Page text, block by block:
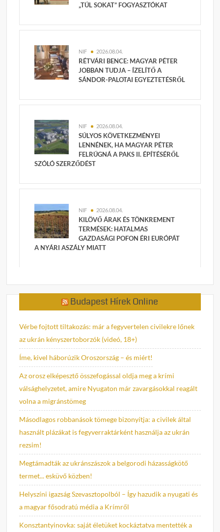
„TÚL SOKAT” FOGYASZTÓKAT
NIF 2026.08.04.
RÉTVÁRI BENCE: MAGYAR PÉTER
JOBBAN TUDJA – ÍZELÍTŐ A
SÁNDOR-PALOTAI EGYEZTETÉSRŐL
NIF 2026.08.04.
SÚLYOS KÖVETKEZMÉNYEI
LENNÉNEK, HA MAGYAR PÉTER
FELRÚGNÁ A PAKS II. ÉPÍTÉSÉRŐL
SZÓLÓ SZERZŐDÉST
NIF 2026.08.04.
KILÖVŐ ÁRAK ÉS TÖNKREMENT
TERMÉSEK: HATALMAS
GAZDASÁGI POFON ÉRI EURÓPÁT
A NYÁRI ASZÁLY MIATT
Budapest Hírek Online
Vérbe fojtott tiltakozás: már a fegyvertelen civilekre lőnek
az ukrán kényszertoborzók (videó, 18+)
Íme, kivel háborúzik Oroszország – és miért!
Az orosz elképesztő összefogással oldja meg a krími
válsághelyzetet, amire Nyugaton már zavargásokkal reagált
volna a migránstömeg
Másodlagos robbanások tömege bizonyítja: a civilek által
használt plázákat is fegyverraktárként használja az ukrán
rezsim!
Megtámadták az ukránszászok a belgorodi házasságkötő
termet... esküvő közben!
Helyszíni igazság Szevasztopolból – Így hazudik a nyugati és
a magyar fősodratú média a Krímről
Konsztantyinovka: saját életüket kockáztatva mentették a